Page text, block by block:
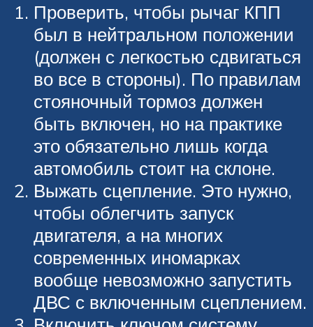
Проверить, чтобы рычаг КПП
был в нейтральном положении
(должен с легкостью сдвигаться
во все в стороны). По правилам
стояночный тормоз должен
быть включен, но на практике
это обязательно лишь когда
автомобиль стоит на склоне.
Выжать сцепление. Это нужно,
чтобы облегчить запуск
двигателя, а на многих
современных иномарках
вообще невозможно запустить
ДВС с включенным сцеплением.